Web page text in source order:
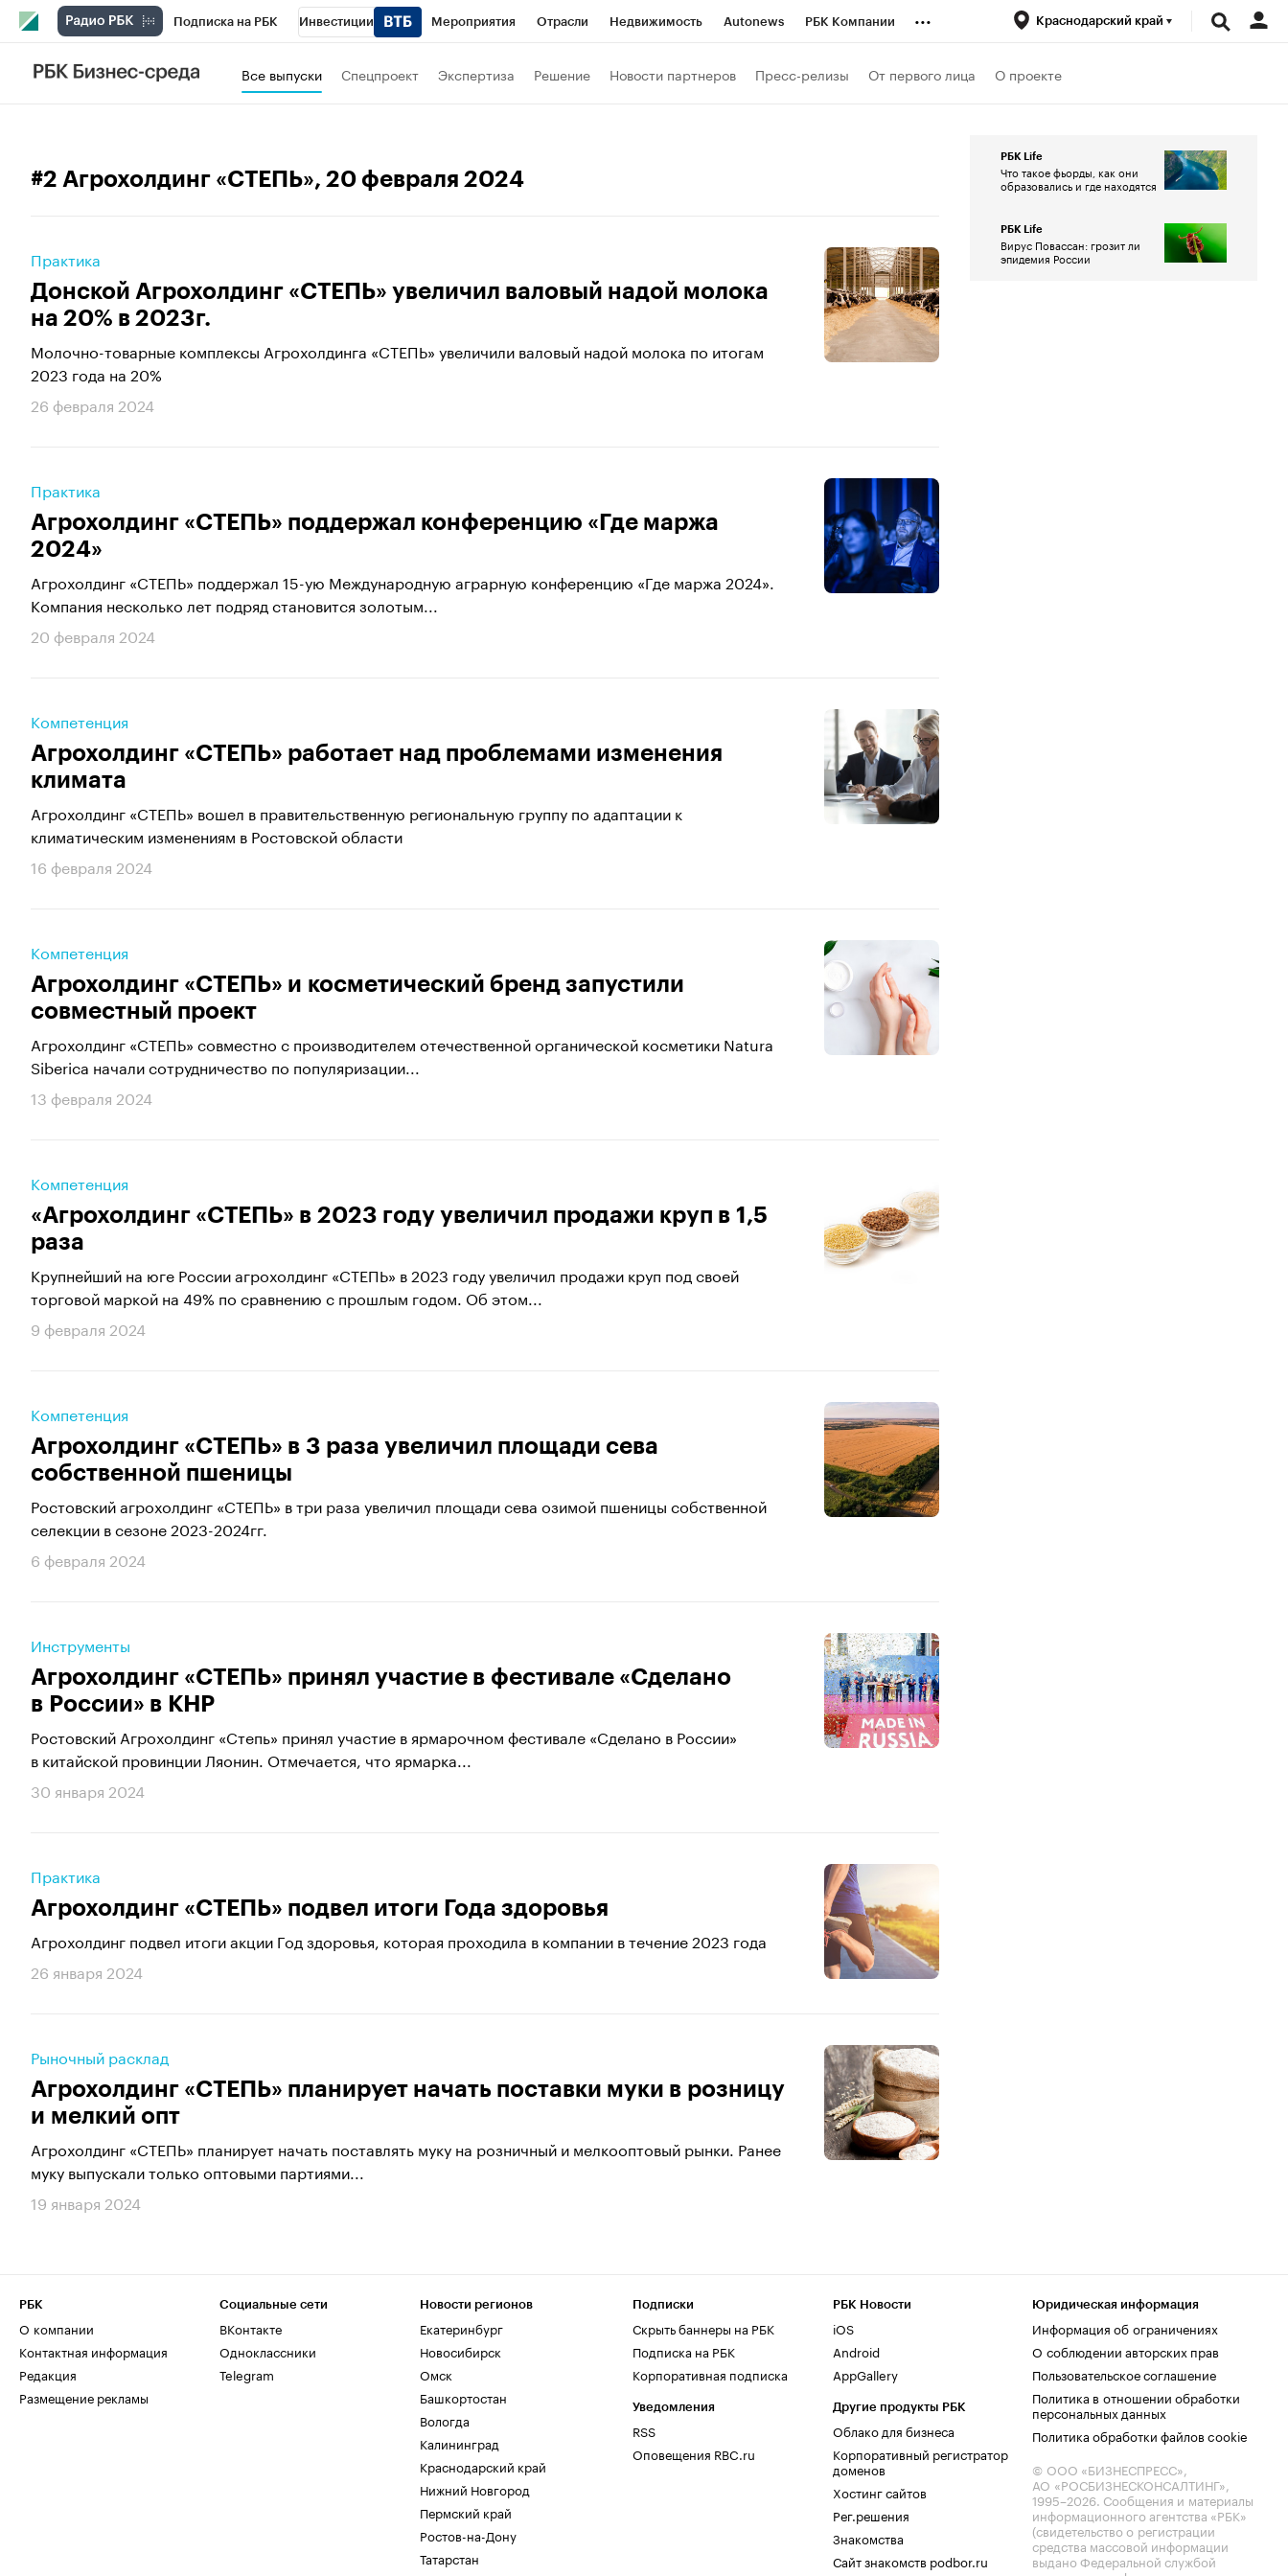
Подписка на РБК Инвестиции Мероприятия Отрасли Недвижимость Autonews РБК Компании
Телеканал
Проверка контрагентов
... Краснодарский край
Все выпуски Спецпроект Экспертиза Решение Новости партнеров Пресс-релизы От первого лица О проекте
#2 Агрохолдинг «СТЕПЬ», 20 февраля 2024
Практика
Донской Агрохолдинг «СТЕПЬ» увеличил валовый надой молока
на 20% в 2023г.
Молочно-товарные комплексы Агрохолдинга «СТЕПЬ» увеличили валовый надой молока по итогам
2023 года на 20%
26 февраля 2024
Практика
Агрохолдинг «СТЕПЬ» поддержал конференцию «Где маржа
2024»
​​​​​​​Агрохолдинг «СТЕПЬ» поддержал 15-ую Международную аграрную конференцию «Где маржа 2024».
Компания несколько лет подряд становится золотым...
20 февраля 2024
Компетенция
Агрохолдинг «СТЕПЬ» работает над проблемами изменения
климата
Агрохолдинг «СТЕПЬ» вошел в правительственную региональную группу по адаптации к
климатическим изменениям в Ростовской области
16 февраля 2024
Компетенция
Агрохолдинг «СТЕПЬ» и косметический бренд запустили
совместный проект
​​​​​​​Агрохолдинг «СТЕПЬ» совместно с производителем отечественной органической косметики Natura
Siberica начали сотрудничество по популяризации...
13 февраля 2024
Компетенция
«Агрохолдинг «СТЕПЬ» в 2023 году увеличил продажи круп в 1,5
раза
Крупнейший на юге России агрохолдинг «СТЕПЬ» в 2023 году увеличил продажи круп под своей
торговой маркой на 49% по сравнению с прошлым годом. Об этом...
9 февраля 2024
Компетенция
Агрохолдинг «СТЕПЬ» в 3 раза увеличил площади сева
собственной пшеницы
Ростовский агрохолдинг «СТЕПЬ» в три раза увеличил площади сева озимой пшеницы собственной
селекции в сезоне 2023-2024гг.
6 февраля 2024
Инструменты
Агрохолдинг «СТЕПЬ» принял участие в фестивале «Сделано
в России» в КНР
Ростовский Агрохолдинг «Степь» принял участие в ярмарочном фестивале «Сделано в России»
в китайской провинции Ляонин. Отмечается, что ярмарка...
30 января 2024
Практика
Агрохолдинг «СТЕПЬ» подвел итоги Года здоровья
Агрохолдинг подвел итоги акции Год здоровья, которая проходила в компании в течение 2023 года
26 января 2024
Рыночный расклад
Агрохолдинг «СТЕПЬ» планирует начать поставки муки в розницу
и мелкий опт
​​​​​​​Агрохолдинг «СТЕПЬ» планирует начать поставлять муку на розничный и мелкооптовый рынки. Ранее
муку выпускали только оптовыми партиями...
19 января 2024
РБК Life
Что такое фьорды, как они
образовались и где находятся
РБК Life
Вирус Повассан: грозит ли
эпидемия России
РБК
О компании
Контактная информация
Редакция
Размещение рекламы
Социальные сети
ВКонтакте
Одноклассники
Telegram
Новости регионов
Екатеринбург
Новосибирск
Омск
Башкортостан
Вологда
Калининград
Краснодарский край
Нижний Новгород
Пермский край
Ростов-на-Дону
Татарстан
Подписки
Скрыть баннеры на РБК
Подписка на РБК
Корпоративная подписка
Уведомления
RSS
Оповещения RBC.ru
РБК Новости
iOS
Android
AppGallery
Другие продукты РБК
Облако для бизнеса
Корпоративный регистратор
доменов
Хостинг сайтов
Рег.решения
Знакомства
Сайт знакомств podbor.ru
Юридическая информация
Информация об ограничениях
О соблюдении авторских прав
Пользовательское соглашение
Политика в отношении обработки
персональных данных
Политика обработки файлов cookie
© ООО «БИЗНЕСПРЕСС»,
АО «РОСБИЗНЕСКОНСАЛТИНГ»,
1995–2026. Сообщения и материалы
информационного агентства «РБК»
(свидетельство о регистрации
средства массовой информации
выдано Федеральной службой